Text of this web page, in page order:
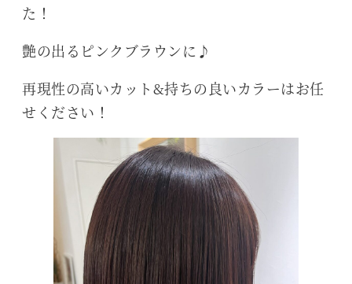
た！
艶の出るピンクブラウンに♪
再現性の高いカット&持ちの良いカラーはお任
せください！